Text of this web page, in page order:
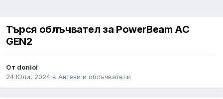
Търся облъчвател за PowerBeam AC
GEN2
От donioi
24 Юли, 2024 в Антени и облъчватели